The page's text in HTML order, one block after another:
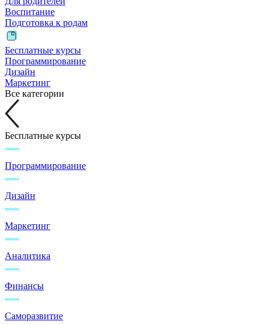
Воспитание
Подготовка к родам
Бесплатные курсы
Программирование
Дизайн
Маркетинг
Все категории
Бесплатные курсы
Программирование
Дизайн
Маркетинг
Аналитика
Финансы
Саморазвитие